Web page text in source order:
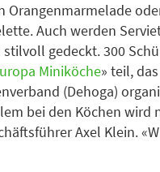
Orangenmarmelade
Auch werden
gedeckt. 300
Miniköche» teil,
(Dehoga)
bei den Köchen wird
Axel Klein.